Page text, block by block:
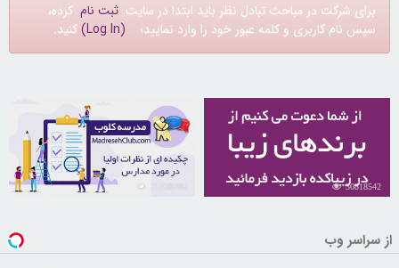
برای شرکت در مباحث تبادل نظر باید ابتدا در سایت ثبت نام کرده،
سپس نام کاربری و کلمه عبور خود را وارد نمایید؛ (Log In) کنید.
30818542
از سراسر وب